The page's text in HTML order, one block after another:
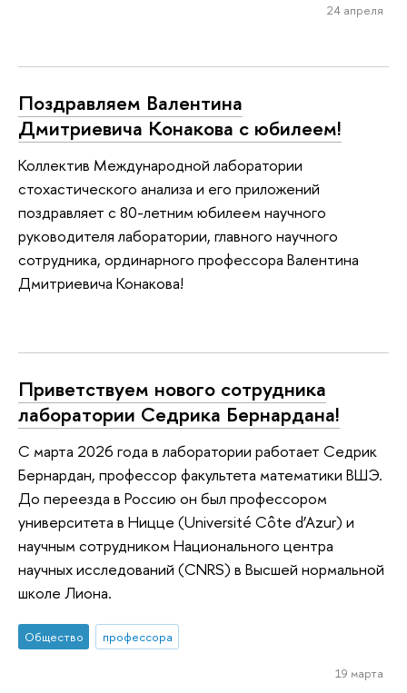
24 апреля
Поздравляем Валентина
Дмитриевича Конакова с юбилеем!
Коллектив Международной лаборатории
стохастического анализа и его приложений
поздравляет с 80-летним юбилеем научного
руководителя лаборатории, главного научного
сотрудника, ординарного профессора Валентина
Дмитриевича Конакова!
Приветствуем нового сотрудника
лаборатории Седрика Бернардана!
С марта 2026 года в лаборатории работает Седрик
Бернардан, профессор факультета математики ВШЭ.
До переезда в Россию он был профессором
университета в Ницце (Université Côte d’Azur) и
научным сотрудником Национального центра
научных исследований (CNRS) в Высшей нормальной
школе Лиона.
Общество профессора
19 марта